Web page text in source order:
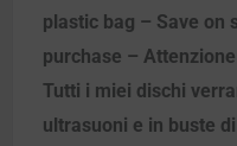
plastic bag – Save on
purchase –
Tutti i miei dischi
ultrasuoni e in buste